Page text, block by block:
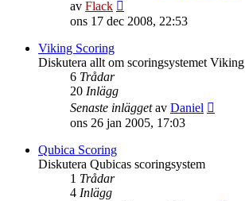
av Flack
till
inlägget
ons 17 dec 2008, 22:53
Viking Scoring
Diskutera allt om scoringsystemet Viking
6 Trådar
20 Inlägg
Senaste inläggetav Daniel
ons 26 jan 2005, 17:03
Qubica Scoring
Diskutera Qubicas scoringsystem
1 Trådar
4 Inlägg